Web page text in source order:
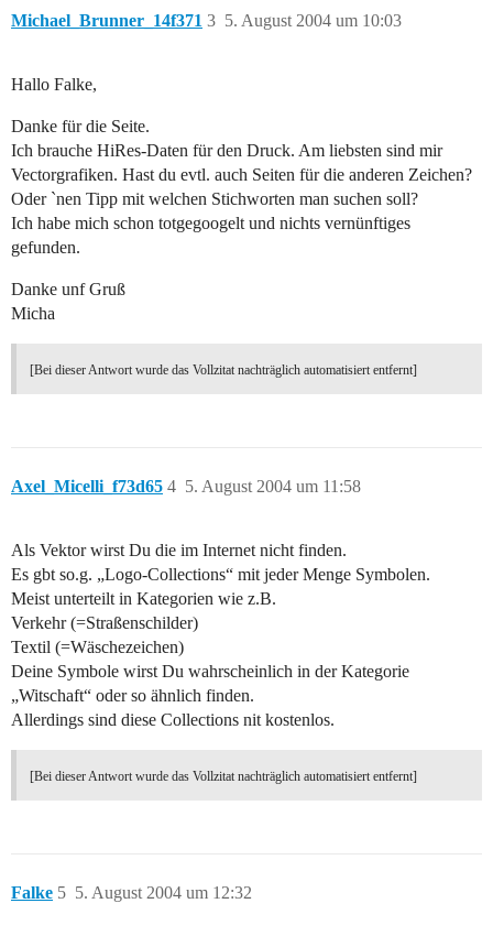
Michael_Brunner_14f371 5. August 2004 um 10:03
3
Hallo Falke,
Danke für die Seite.
Ich brauche HiRes-Daten für den Druck. Am liebsten sind mir
Vectorgrafiken. Hast du evtl. auch Seiten für die anderen Zeichen?
Oder `nen Tipp mit welchen Stichworten man suchen soll?
Ich habe mich schon totgegoogelt und nichts vernünftiges
gefunden.
Danke unf Gruß
Micha
[Bei dieser Antwort wurde das Vollzitat nachträglich automatisiert entfernt]
Axel_Micelli_f73d65 5. August 2004 um 11:58
4
Als Vektor wirst Du die im Internet nicht finden.
Es gbt so.g. „Logo-Collections“ mit jeder Menge Symbolen.
Meist unterteilt in Kategorien wie z.B.
Verkehr (=Straßenschilder)
Textil (=Wäschezeichen)
Deine Symbole wirst Du wahrscheinlich in der Kategorie
„Witschaft“ oder so ähnlich finden.
Allerdings sind diese Collections nit kostenlos.
[Bei dieser Antwort wurde das Vollzitat nachträglich automatisiert entfernt]
Falke 5. August 2004 um 12:32
5